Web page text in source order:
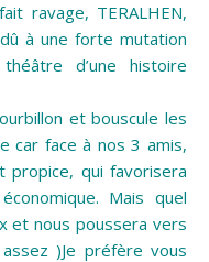
ravage, TERALHEN,
à une forte mutation
d’une histoire
et bouscule les
car face à nos 3 amis,
propice, qui favorisera
Mais quel
et nous poussera vers
)Je préfère vous